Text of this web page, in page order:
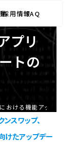
採用情報FAQ
プリ
トの
おける機能アップデー
スワップ、
たアップデー